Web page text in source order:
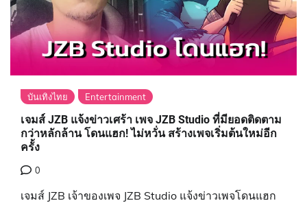
บันเทิงไทย Entertainment
เจมส์ JZB แจ้งข่าวเศร้า เพจ JZB Studio ที่มียอดติดตาม
กว่าหลักล้าน โดนแฮก! ไม่หวั่น สร้างเพจเริ่มต้นใหม่อีก
ครั้ง
0
เจมส์ JZB เจ้าของเพจ JZB Studio แจ้งข่าวเพจโดนแฮก